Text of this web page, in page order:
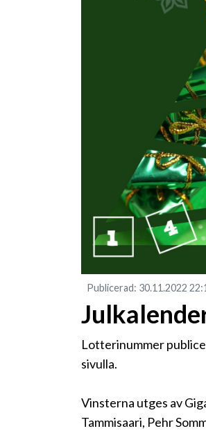
Publicerad: 30.11.2022
Lotterinummer
sivulla.
Vinsterna utges av
Tammisaari, Pehr